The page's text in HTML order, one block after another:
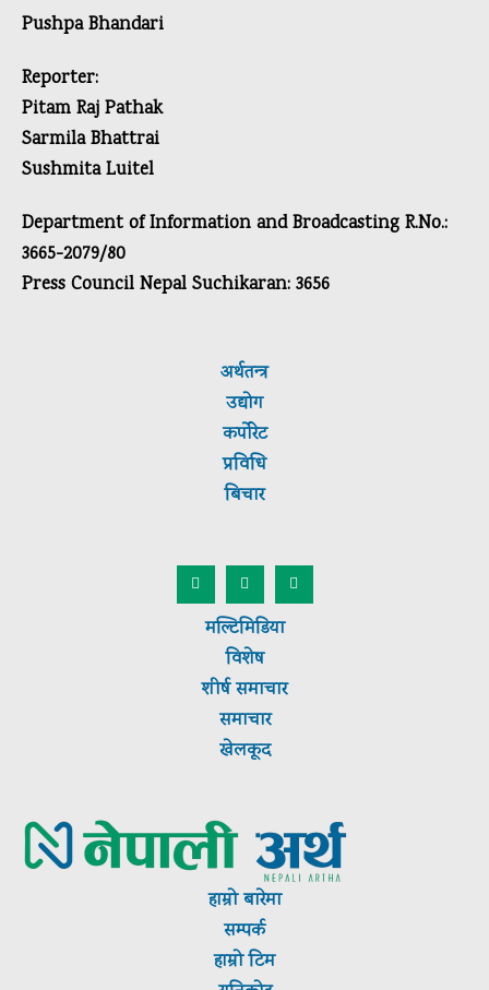
Pushpa Bhandari
Reporter:
Pitam Raj Pathak
Sarmila Bhattrai
Sushmita Luitel
Department of Information and Broadcasting R.No.:
3665-2079/80
Press Council Nepal Suchikaran: 3656
अर्थतन्त्र
उद्योग
कर्पाेरेट
प्रविधि
बिचार
मल्टिमिडिया
विशेष
शीर्षसमाचार
समाचार
खेलकूद
हाम्रो बारेमा
सम्पर्क
हाम्रो टिम